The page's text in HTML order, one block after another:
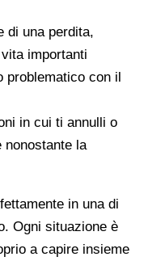
di una perdita,
importanti
problematico con il
in cui ti annulli o
nonostante la
in una di
Ogni situazione è
a capire insieme